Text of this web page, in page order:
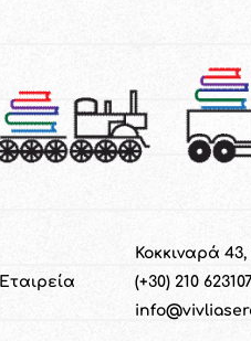
Εταιρεία
Κοκκιναρά
(+30) 210